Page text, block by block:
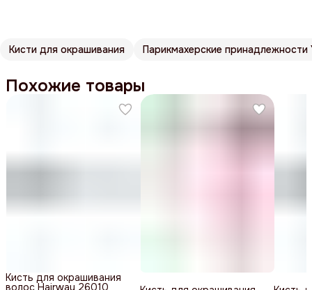
Кисти для окрашивания Парикмахерские принадлежности
Похожие товары
Кисть для окрашивания
волос Hairway 26010